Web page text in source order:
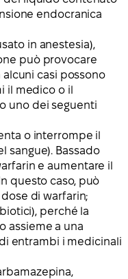
endocranica
in anestesia),
può provocare
casi possono
il medico o il
uno dei seguenti
o interrompe il
sangue). Bassado
e aumentare il
questo caso, può
di warfarin;
perché la
assieme a una
entrambi i medicinali
,